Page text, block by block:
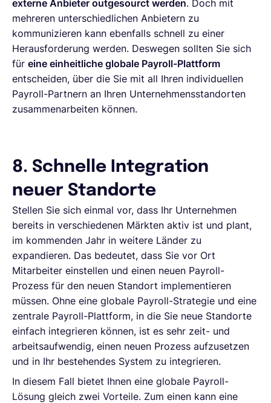
externe Anbieter outgesourct werden. Doch mit
mehreren unterschiedlichen Anbietern zu
kommunizieren kann ebenfalls schnell zu einer
Herausforderung werden. Deswegen sollten Sie sich
für eine einheitliche globale Payroll-Plattform
entscheiden, über die Sie mit all Ihren individuellen
Payroll-Partnern an Ihren Unternehmensstandorten
zusammenarbeiten können.
8. Schnelle Integration
neuer Standorte
Stellen Sie sich einmal vor, dass Ihr Unternehmen
bereits in verschiedenen Märkten aktiv ist und plant,
im kommenden Jahr in weitere Länder zu
expandieren. Das bedeutet, dass Sie vor Ort
Mitarbeiter einstellen und einen neuen Payroll-
Prozess für den neuen Standort implementieren
müssen. Ohne eine globale Payroll-Strategie und eine
zentrale Payroll-Plattform, in die Sie neue Standorte
einfach integrieren können, ist es sehr zeit- und
arbeitsaufwendig, einen neuen Prozess aufzusetzen
und in Ihr bestehendes System zu integrieren.
In diesem Fall bietet Ihnen eine globale Payroll-
Lösung gleich zwei Vorteile. Zum einen kann eine